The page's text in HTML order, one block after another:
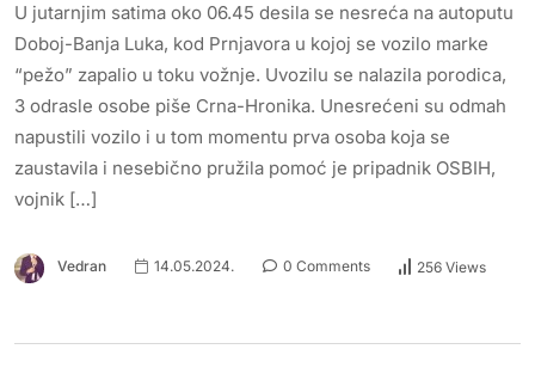
U jutarnjim satima oko 06.45 desila se nesreća na autoputu
Doboj-Banja Luka, kod Prnjavora u kojoj se vozilo marke
“pežo” zapalio u toku vožnje. Uvozilu se nalazila porodica,
3 odrasle osobe piše Crna-Hronika. Unesrećeni su odmah
napustili vozilo i u tom momentu prva osoba koja se
zaustavila i nesebično pružila pomoć je pripadnik OSBIH,
vojnik […]
Vedran 14.05.2024. 0 Comments 256 Views